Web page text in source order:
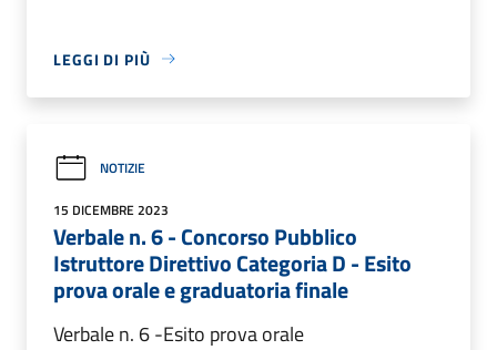
LEGGI DI PIÙ
NOTIZIE
15 DICEMBRE 2023
Verbale n. 6 - Concorso Pubblico
Istruttore Direttivo Categoria D - Esito
prova orale e graduatoria finale
Verbale n. 6 -Esito prova orale